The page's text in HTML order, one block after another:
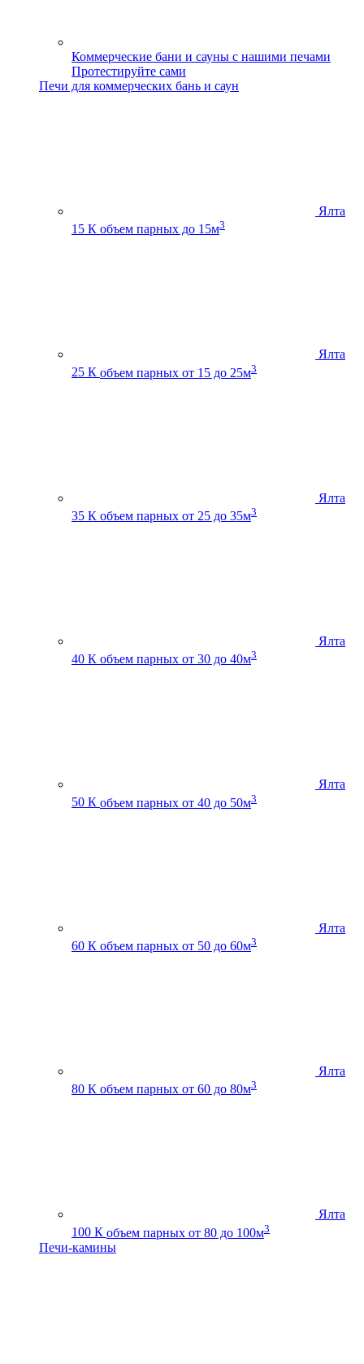
Коммерческие бани и сауны с нашими печами
Протестируйте сами
Печи для коммерческих бань и саун
Ялта
15 К объем парных до 15м3
Ялта
25 К объем парных от 15 до 25м3
Ялта
35 К объем парных от 25 до 35м3
Ялта
40 К объем парных от 30 до 40м3
Ялта
50 К объем парных от 40 до 50м3
Ялта
60 К объем парных от 50 до 60м3
Ялта
80 К объем парных от 60 до 80м3
Ялта
100 К объем парных от 80 до 100м3
Печи-камины